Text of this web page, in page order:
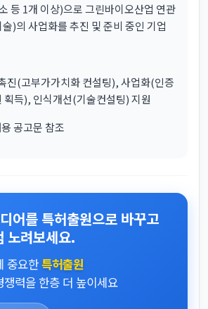
등 1개 이상)으로 그린바이오산업 연관
)의 사업화를 추진 및 준비 중인 기업
(고부가가치화 컨설팅), 사업화(인증
획득), 인식개선(기술컨설팅) 지원
공고문 참조
어를 특허출원으로 바꾸고
노려보세요.
중요한특허출원
력을 한층 더 높이세요